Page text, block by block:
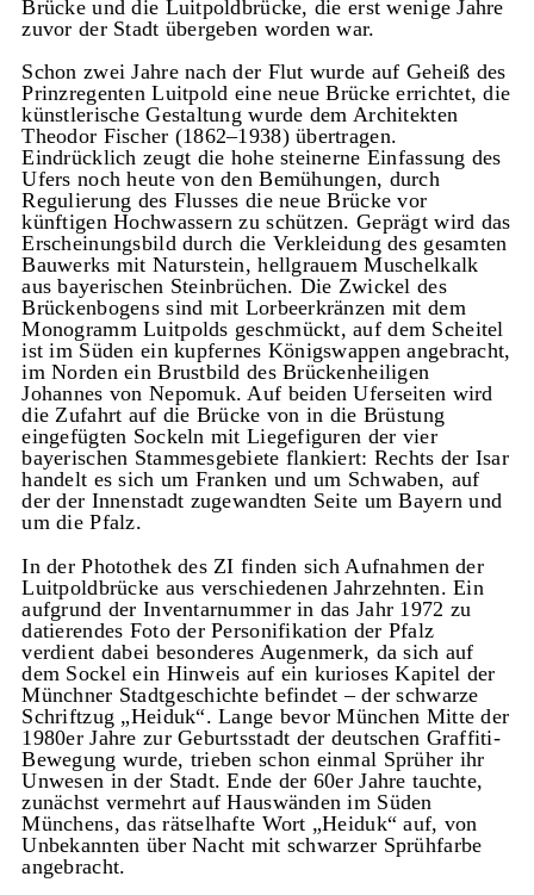
Brücke und die Luitpoldbrücke, die erst wenige Jahre
zuvor der Stadt übergeben worden war.
Schon zwei Jahre nach der Flut wurde auf Geheiß des
Prinzregenten Luitpold eine neue Brücke errichtet, die
künstlerische Gestaltung wurde dem Architekten
Theodor Fischer (1862–1938) übertragen.
Eindrücklich zeugt die hohe steinerne Einfassung des
Ufers noch heute von den Bemühungen, durch
Regulierung des Flusses die neue Brücke vor
künftigen Hochwassern zu schützen. Geprägt wird das
Erscheinungsbild durch die Verkleidung des gesamten
Bauwerks mit Naturstein, hellgrauem Muschelkalk
aus bayerischen Steinbrüchen. Die Zwickel des
Brückenbogens sind mit Lorbeerkränzen mit dem
Monogramm Luitpolds geschmückt, auf dem Scheitel
ist im Süden ein kupfernes Königswappen angebracht,
im Norden ein Brustbild des Brückenheiligen
Johannes von Nepomuk. Auf beiden Uferseiten wird
die Zufahrt auf die Brücke von in die Brüstung
eingefügten Sockeln mit Liegefiguren der vier
bayerischen Stammesgebiete flankiert: Rechts der Isar
handelt es sich um Franken und um Schwaben, auf
der der Innenstadt zugewandten Seite um Bayern und
um die Pfalz.
In der Photothek des ZI finden sich Aufnahmen der
Luitpoldbrücke aus verschiedenen Jahrzehnten. Ein
aufgrund der Inventarnummer in das Jahr 1972 zu
datierendes Foto der Personifikation der Pfalz
verdient dabei besonderes Augenmerk, da sich auf
dem Sockel ein Hinweis auf ein kurioses Kapitel der
Münchner Stadtgeschichte befindet – der schwarze
Schriftzug „Heiduk“. Lange bevor München Mitte der
1980er Jahre zur Geburtsstadt der deutschen Graffiti-
Bewegung wurde, trieben schon einmal Sprüher ihr
Unwesen in der Stadt. Ende der 60er Jahre tauchte,
zunächst vermehrt auf Hauswänden im Süden
Münchens, das rätselhafte Wort „Heiduk“ auf, von
Unbekannten über Nacht mit schwarzer Sprühfarbe
angebracht.